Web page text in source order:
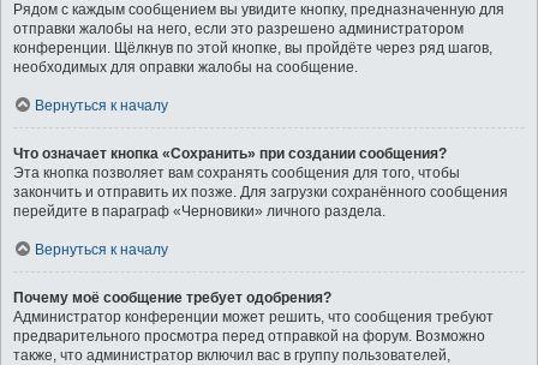
Рядом с каждым сообщением вы увидите кнопку, предназначенную для
отправки жалобы на него, если это разрешено администратором
конференции. Щёлкнув по этой кнопке, вы пройдёте через ряд шагов,
необходимых для оправки жалобы на сообщение.
Вернуться к началу
Что означает кнопка «Сохранить» при создании сообщения?
Эта кнопка позволяет вам сохранять сообщения для того, чтобы
закончить и отправить их позже. Для загрузки сохранённого сообщения
перейдите в параграф «Черновики» личного раздела.
Вернуться к началу
Почему моё сообщение требует одобрения?
Администратор конференции может решить, что сообщения требуют
предварительного просмотра перед отправкой на форум. Возможно
также, что администратор включил вас в группу пользователей,